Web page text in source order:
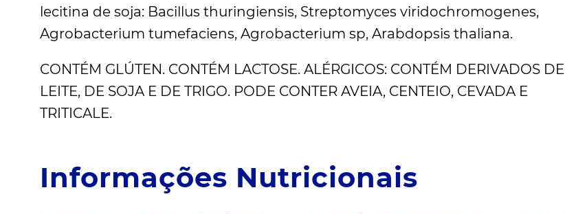
lecitina de soja: Bacillus thuringiensis, Streptomyces viridochromogenes,
Agrobacterium tumefaciens, Agrobacterium sp, Arabdopsis thaliana.
CONTÉM GLÚTEN. CONTÉM LACTOSE. ALÉRGICOS: CONTÉM DERIVADOS DE
LEITE, DE SOJA E DE TRIGO. PODE CONTER AVEIA, CENTEIO, CEVADA E
TRITICALE.
Informações Nutricionais